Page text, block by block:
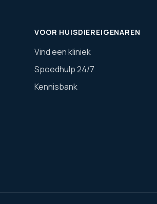
VOOR HUISDIEREIGENAREN
Vind een kliniek
Spoedhulp 24/7
Kennisbank